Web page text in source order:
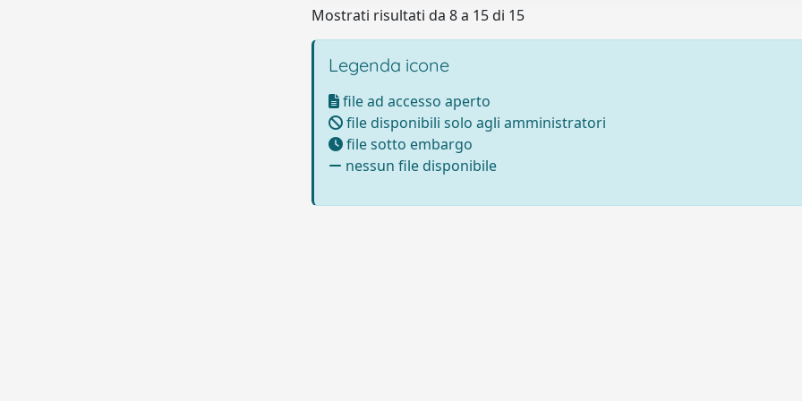
Mostrati risultati da 8 a 15 di 15
Legenda icone
file ad accesso aperto
file disponibili solo agli amministratori
file sotto embargo
nessun file disponibile